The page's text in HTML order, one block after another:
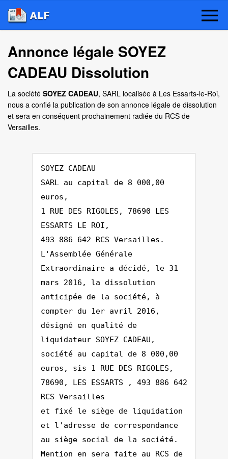
Annonce légale SOYEZ
CADEAU Dissolution
La société SOYEZ CADEAU, SARL localisée à Les Essarts-le-Roi,
nous a confié la publication de son annonce légale de dissolution
et sera en conséquent prochainement radiée du RCS de
Versailles.
SOYEZ CADEAU
SARL au capital de 8 000,00
euros,
1 RUE DES RIGOLES, 78690 LES
ESSARTS LE ROI,
493 886 642 RCS Versailles.
L'Assemblée Générale
Extraordinaire a décidé, le 31
mars 2016, la dissolution
anticipée de la société, à
compter du 1er avril 2016,
désigné en qualité de
liquidateur SOYEZ CADEAU,
société au capital de 8 000,00
euros, sis 1 RUE DES RIGOLES,
78690, LES ESSARTS , 493 886 642
RCS Versailles
et fixé le siège de liquidation
et l'adresse de correspondance
au siège social de la société.
Mention en sera faite au RCS de